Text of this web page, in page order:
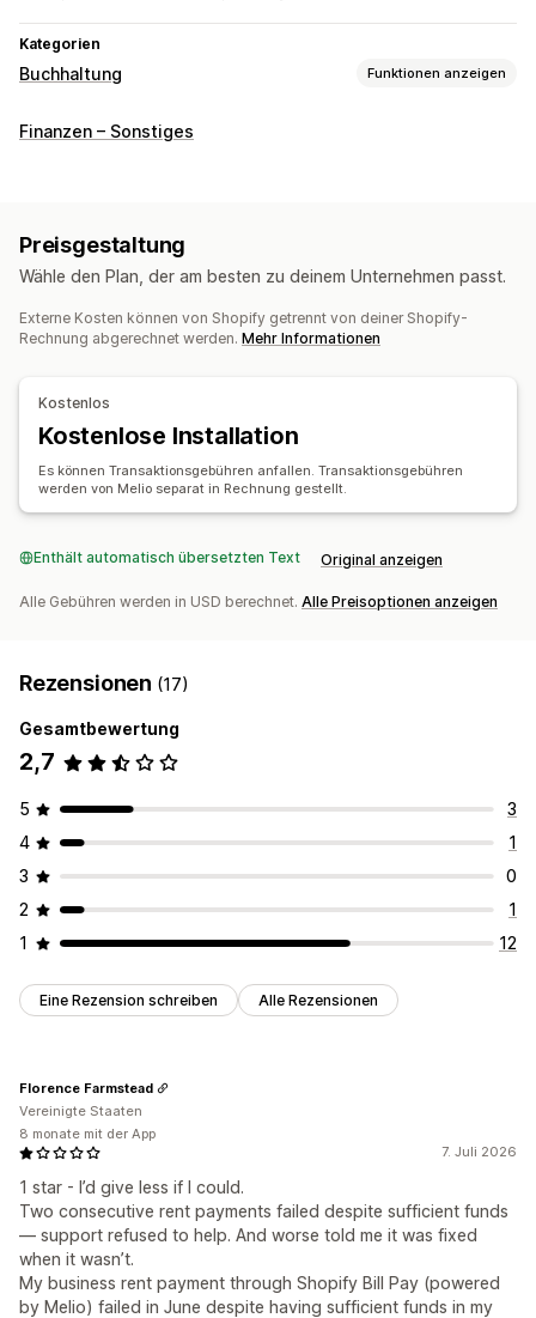
Kategorien
Buchhaltung Funktionen anzeigen
Finanztransaktionen
Transaktionen Bankabgleich
Finanzen – Sonstiges
Preisgestaltung
Wähle den Plan, der am besten zu deinem Unternehmen passt.
Externe Kosten können von Shopify getrennt von deiner Shopify-
Rechnung abgerechnet werden. Mehr Informationen
Kostenlos
Kostenlose Installation
Es können Transaktionsgebühren anfallen. Transaktionsgebühren
werden von Melio separat in Rechnung gestellt.
Enthält automatisch übersetzten Text Original anzeigen
Alle Gebühren werden in USD berechnet. Alle Preisoptionen anzeigen
Rezensionen (17)
Gesamtbewertung
2,7
5
3
4
1
3
0
2
1
1
12
Eine Rezension schreiben Alle Rezensionen
7. Juli 2026
1 star - I’d give less if I could.
Two consecutive rent payments failed despite sufficient funds
— support refused to help. And worse told me it was fixed
when it wasn’t.
My business rent payment through Shopify Bill Pay (powered
by Melio) failed in June despite having sufficient funds in my
Florence Farmstead
Vereinigte Staaten
8 monate mit der App